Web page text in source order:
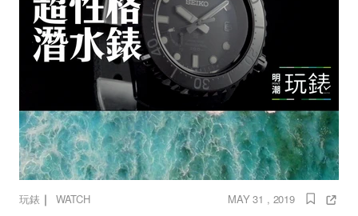
玩錶 ｜ WATCH MAY 31 , 2019